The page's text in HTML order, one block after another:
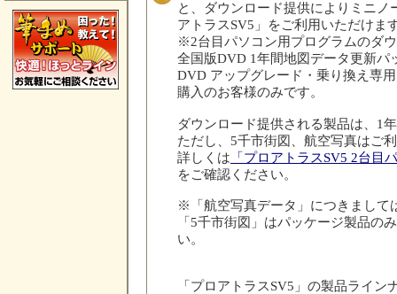
と、ダウンロード提供によりミニノ
アトラスSV5」をご利用いただけま
※2台目パソコン用プログラムのダ
全国版DVD 1年間地図データ更新パ
DVD アップグレード・乗り換え専
購入のお客様のみです。
ダウンロード提供される製品は、1
ただし、5千市街図、航空写真はご
詳しくは 「プロアトラスSV5 2台目
をご確認ください。
※「航空写真データ」につきまして
「5千市街図」はパッケージ製品の
い。
「プロアトラスSV5」の製品ライン